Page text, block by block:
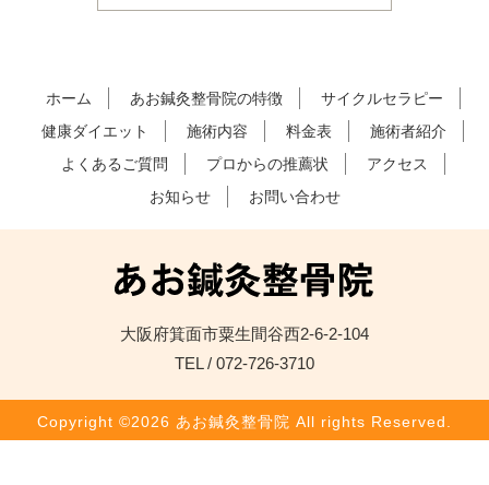
ホーム あお鍼灸整骨院の特徴
サイクルセラピー
健康ダイエット
施術内容 料金表
施術者紹介
よくあるご質問
プロからの推薦状
アクセス
お知らせ
お問い合わせ
大阪府箕面市粟生間谷西2-6-2-104
TEL / 072-726-3710
Copyright ©2026 あお鍼灸整骨院 All rights Reserved.